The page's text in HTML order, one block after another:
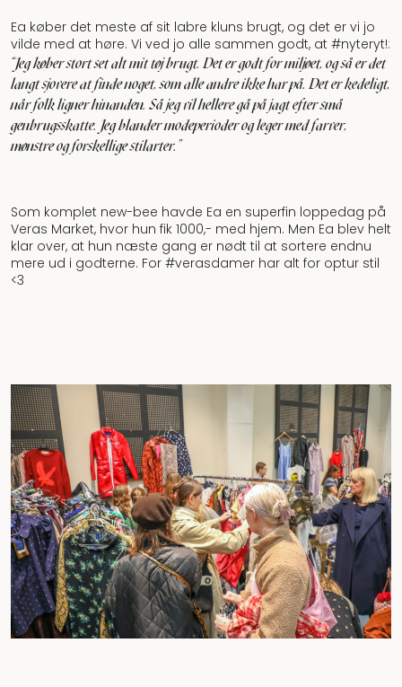
Ea køber det meste af sit labre kluns brugt, og det er vi jo
vilde med at høre. Vi ved jo alle sammen godt, at #nyteryt!:
"Jeg køber stort set alt mit tøj brugt. Det er godt for miljøet, og så er det
langt sjovere at finde noget, som alle andre ikke har på. Det er kedeligt,
når folk ligner hinanden. Så jeg vil hellere gå på jagt efter små
genbrugsskatte. Jeg blander modeperioder og leger med farver,
mønstre og forskellige stilarter.”
Som komplet new-bee havde Ea en superfin loppedag på
Veras Market, hvor hun fik 1000,- med hjem. Men Ea blev helt
klar over, at hun næste gang er nødt til at sortere endnu
mere ud i godterne. For #verasdamer har alt for optur stil
<3